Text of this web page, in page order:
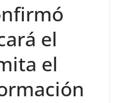
el
el